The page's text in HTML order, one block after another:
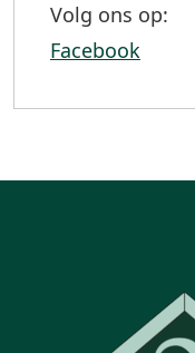
Volg ons op:
Facebook